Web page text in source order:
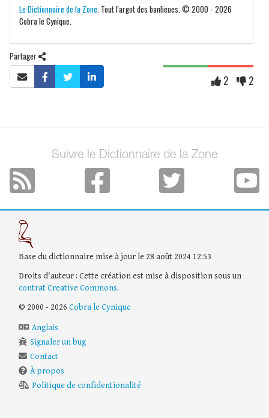
Le Dictionnaire de la Zone . Tout l'argot des banlieues. © 2000 - 2026
Cobra le Cynique.
Partager
2 2
Suivre le Dictionnaire de la Zone
Base du dictionnaire mise à jour le 28 août 2024 12:53
Droits d'auteur : Cette création est mise à disposition sous un
contrat Creative Commons.
© 2000 - 2026 Cobra le Cynique
Anglais
Signaler un bug
Contact
À propos
Politique de confidentionalité